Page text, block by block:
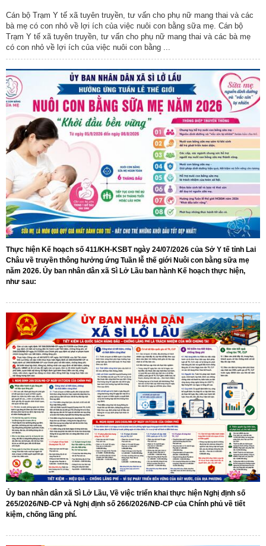
Cán bộ Trạm Y tế xã tuyên truyền, tư vấn cho phụ nữ mang thai và các
bà mẹ có con nhỏ về lợi ích của việc nuôi con bằng sữa mẹ. Cán bộ
Trạm Y tế xã tuyên truyền, tư vấn cho phụ nữ mang thai và các bà mẹ
có con nhỏ về lợi ích của việc nuôi con bằng ...
Thực hiện Kế hoạch số 411/KH-KSBT ngày 24/07/2026 của Sở Y tế tỉnh Lai
Châu về truyền thông hưởng ứng Tuần lễ thế giới Nuôi con bằng sữa mẹ
năm 2026. Ủy ban nhân dân xã Sì Lở Lầu ban hành Kế hoạch thực hiện,
như sau:
Ủy ban nhân dân xã Sì Lở Lầu, Về việc triển khai thực hiện Nghị định số
265/2026/NĐ-CP và Nghị định số 266/2026/NĐ-CP của Chính phủ về tiết
kiệm, chống lãng phí.